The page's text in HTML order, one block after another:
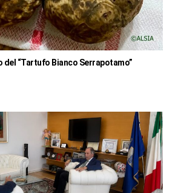
del “Tartufo Bianco Serrapotamo”